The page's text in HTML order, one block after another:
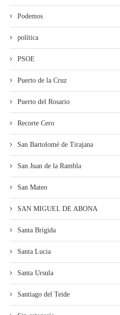
Podemos
política
PSOE
Puerto de la Cruz
Puerto del Rosario
Recorte Cero
San Bartolomé de Tirajana
San Juan de la Rambla
San Mateo
SAN MIGUEL DE ABONA
Santa Brígida
Santa Lucia
Santa Ursula
Santiago del Teide